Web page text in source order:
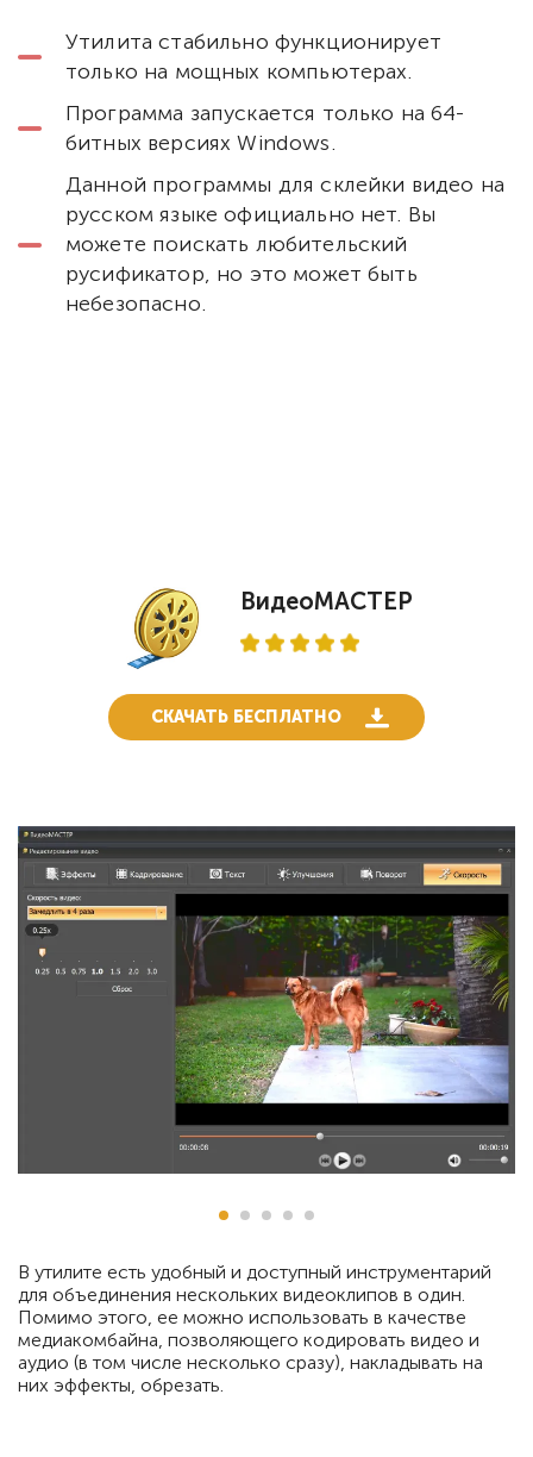
Утилита стабильно функционирует
только на мощных компьютерах.
Программа запускается только на 64-
битных версиях Windows.
Данной программы для склейки видео на
русском языке официально нет. Вы
можете поискать любительский
русификатор, но это может быть
небезопасно.
ВидеоМАСТЕР
СКАЧАТЬ БЕСПЛАТНО
В утилите есть удобный и доступный инструментарий
для объединения нескольких видеоклипов в один.
Помимо этого, ее можно использовать в качестве
медиакомбайна, позволяющего кодировать видео и
аудио (в том числе несколько сразу), накладывать на
них эффекты, обрезать.